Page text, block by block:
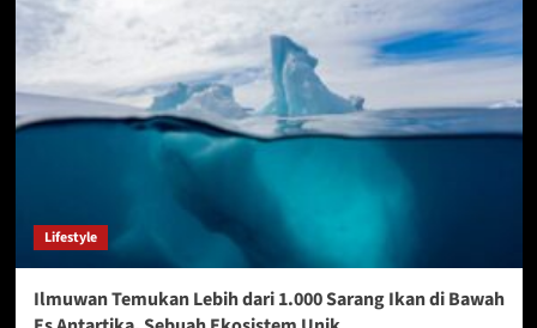
Lifestyle
Ilmuwan Temukan Lebih dari 1.000 Sarang Ikan di Bawah